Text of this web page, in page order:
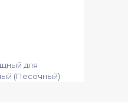
для
(Песочный)